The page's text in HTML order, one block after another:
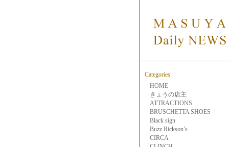
Categories
HOME
きょうの店主
ATTRACTIONS
BRUSCHETTA SHOES
Black sign
Buzz Rickson’s
CIRCA